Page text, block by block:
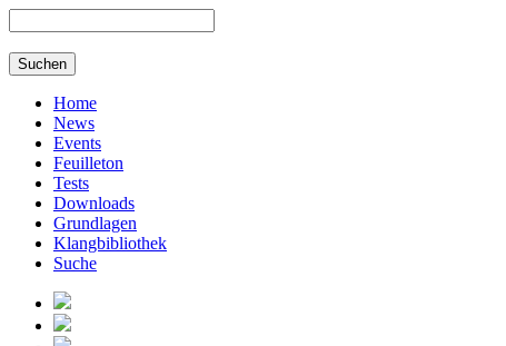
Home
News
Events
Feuilleton
Tests
Downloads
Grundlagen
Klangbibliothek
Suche